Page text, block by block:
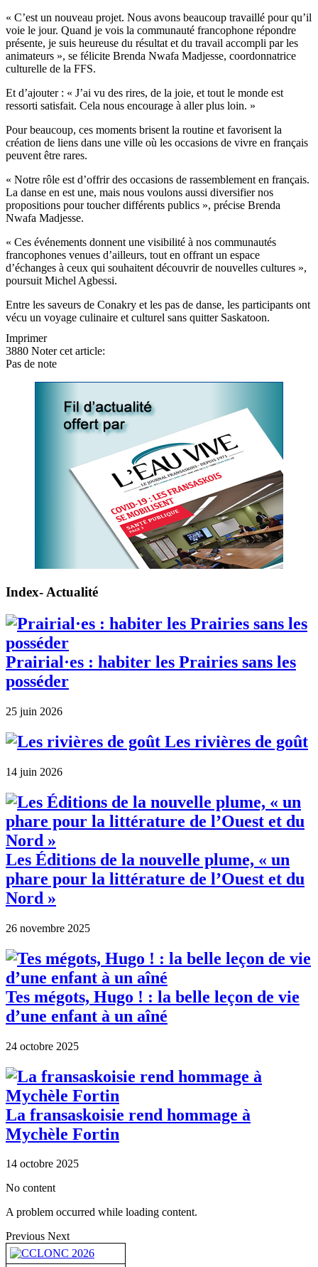
« C’est un nouveau projet. Nous avons beaucoup travaillé pour qu’il
voie le jour. Quand je vois la communauté francophone répondre
présente, je suis heureuse du résultat et du travail accompli par les
animateurs », se félicite Brenda Nwafa Madjesse, coordonnatrice
culturelle de la FFS.
Et d’ajouter : « J’ai vu des rires, de la joie, et tout le monde est
ressorti satisfait. Cela nous encourage à aller plus loin. »
Pour beaucoup, ces moments brisent la routine et favorisent la
création de liens dans une ville où les occasions de vivre en français
peuvent être rares.
« Notre rôle est d’offrir des occasions de rassemblement en français.
La danse en est une, mais nous voulons aussi diversifier nos
propositions pour toucher différents publics », précise Brenda
Nwafa Madjesse.
« Ces événements donnent une visibilité à nos communautés
francophones venues d’ailleurs, tout en offrant un espace
d’échanges à ceux qui souhaitent découvrir de nouvelles cultures »,
poursuit Michel Agbessi.
Entre les saveurs de Conakry et les pas de danse, les participants ont
vécu un voyage culinaire et culturel sans quitter Saskatoon.
Imprimer
3880 Noter cet article:
Pas de note
Index- Actualité
Prairial·es : habiter les Prairies sans les
posséder
25 juin 2026
Les rivières de goût
14 juin 2026
Les Éditions de la nouvelle plume, « un
phare pour la littérature de l’Ouest et du
Nord »
26 novembre 2025
Tes mégots, Hugo ! : la belle leçon de vie
d’une enfant à un aîné
24 octobre 2025
La fransaskoisie rend hommage à
Mychèle Fortin
14 octobre 2025
No content
A problem occurred while loading content.
Previous Next